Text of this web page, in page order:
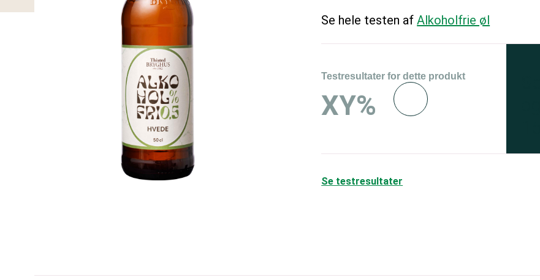
Se hele testen afAlkoholfrie øl
Testresultater for dette produkt
XY%
Se testresultater